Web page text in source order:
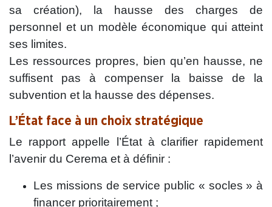
sa création), la hausse des charges de
personnel et un modèle économique qui atteint
ses limites.
Les ressources propres, bien qu’en hausse, ne
suffisent pas à compenser la baisse de la
subvention et la hausse des dépenses.
L’État face à un choix stratégique
Le rapport appelle l’État à clarifier rapidement
l’avenir du Cerema et à définir :
Les missions de service public « socles » à
financer prioritairement ;